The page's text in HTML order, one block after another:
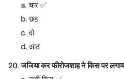
a. चार ✅
b. छह
c. दो
d. आठ
जजिया कर फीरोजशाह ने किस पर